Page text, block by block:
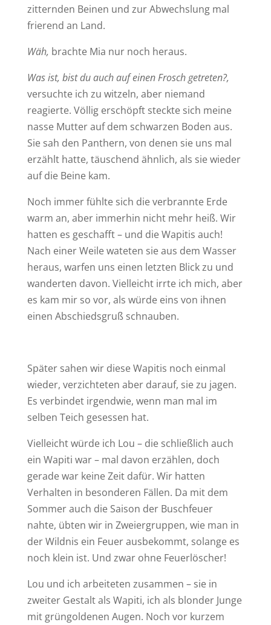
zitternden Beinen und zur Abwechslung mal
frierend an Land.
Wäh, brachte Mia nur noch heraus.
Was ist, bist du auch auf einen Frosch getreten?,
versuchte ich zu witzeln, aber niemand
reagierte. Völlig erschöpft steckte sich meine
nasse Mutter auf dem schwarzen Boden aus.
Sie sah den Panthern, von denen sie uns mal
erzählt hatte, täuschend ähnlich, als sie wieder
auf die Beine kam.
Noch immer fühlte sich die verbrannte Erde
warm an, aber immerhin nicht mehr heiß. Wir
hatten es geschafft – und die Wapitis auch!
Nach einer Weile wateten sie aus dem Wasser
heraus, warfen uns einen letzten Blick zu und
wanderten davon. Vielleicht irrte ich mich, aber
es kam mir so vor, als würde eins von ihnen
einen Abschiedsgruß schnauben.
Später sahen wir diese Wapitis noch einmal
wieder, verzichteten aber darauf, sie zu jagen.
Es verbindet irgendwie, wenn man mal im
selben Teich gesessen hat.
Vielleicht würde ich Lou – die schließlich auch
ein Wapiti war – mal davon erzählen, doch
gerade war keine Zeit dafür. Wir hatten
Verhalten in besonderen Fällen. Da mit dem
Sommer auch die Saison der Buschfeuer
nahte, übten wir in Zweiergruppen, wie man in
der Wildnis ein Feuer ausbekommt, solange es
noch klein ist. Und zwar ohne Feuerlöscher!
Lou und ich arbeiteten zusammen – sie in
zweiter Gestalt als Wapiti, ich als blonder Junge
mit grüngoldenen Augen. Noch vor kurzem